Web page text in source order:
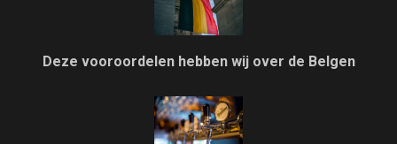
Deze vooroordelen hebben wij over de Belgen